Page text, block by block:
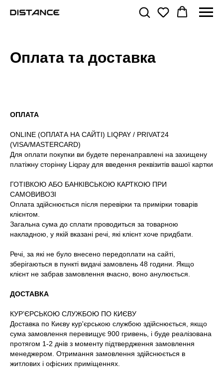
Оплата та доставка
ОПЛАТА
ONLINE (ОПЛАТА НА САЙТІ) LIQPAY / PRIVAT24
(VISA/MASTERCARD)
Для оплати покупки ви будете перенаправлені на захищену
платіжну сторінку Liqpay для введення реквізитів вашої картки
ГОТІВКОЮ АБО БАНКІВСЬКОЮ КАРТКОЮ ПРИ
САМОВИВОЗІ
Оплата здійснюється після перевірки та примірки товарів
клієнтом.
Загальна сума до сплати проводиться за товарною
накладною, у якій вказані речі, які клієнт хоче придбати.
Речі, за які не було внесено передоплати на сайті,
зберігаються в пункті видачі замовлень 48 години. Якщо
клієнт не забрав замовлення вчасно, воно анулюється.
ДОСТАВКА
КУР’ЄРСЬКОЮ СЛУЖБОЮ ПО КИЄВУ
Доставка по Києву кур'єрською службою здійснюється, якщо
сума замовлення перевищує 900 гривень, і буде реалізована
протягом 1-2 днів з моменту підтвердження замовлення
менеджером. Отримання замовлення здійснюється в
житлових і офісних приміщеннях.